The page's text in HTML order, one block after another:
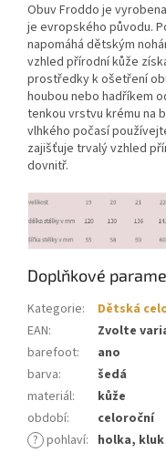
Obuv Froddo je
je evropského původu.
napomáhá dětským
vzhled přírodní kůže
prostředky k ošetření
houbou nebo hadříkem
tenkou vrstvu krému na
vlhkého počasí
zajišťuje trvalý vzhled
dovnitř.
Doplňkové
Kategorie:
Dětská
EAN:
Zvolte
barefoot:
ano
barva:
šedá
materiál:
kůže
období:
celoroční
? pohlaví: holka, kluk